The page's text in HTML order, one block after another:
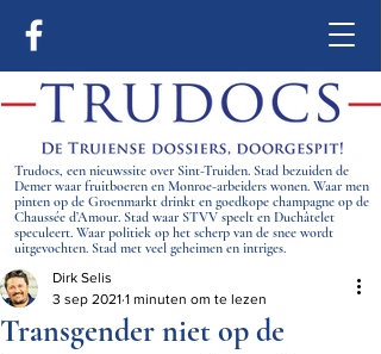
Trudocs, een nieuwssite over Sint-Truiden. Stad bezuiden de
Demer waar fruitboeren en Monroe-arbeiders wonen. Waar men
pinten op de Groenmarkt drinkt en goedkope champagne op de
Chaussée d’Amour. Stad waar STVV speelt en Duchâtelet
speculeert. Waar politiek op het scherp van de snee wordt
uitgevochten. Stad met veel geheimen en intriges.
Transgender niet op de
Dirk Selis
3 sep 2021 1 minuten om te lezen